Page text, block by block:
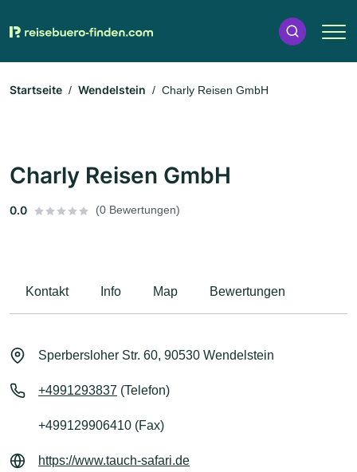
Startseite Wendelstein Charly Reisen GmbH
Charly Reisen GmbH
0.0 (0 Bewertungen)
Kontakt Info Map Bewertungen
Sperbersloher Str. 60, 90530 Wendelstein
+4991293837 (Telefon)
+499129906410 (Fax)
https://www.tauch-safari.de